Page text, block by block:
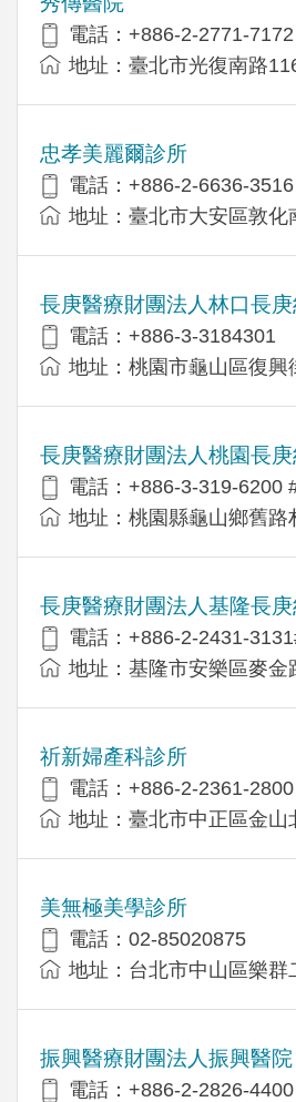
電話：+886-2-2771-7172
地址：臺北市光復南路
忠孝美麗爾診所
電話：+886-2-6636-3516
地址：臺北市大安區敦化
長庚醫療財團法人林口長
電話：+886-3-3184301
地址：桃園市龜山區復興
長庚醫療財團法人桃園長
電話：+886-3-319-6200
地址：桃園縣龜山鄉舊路
長庚醫療財團法人基隆長
電話：+886-2-2431-
地址：基隆市安樂區麥金
祈新婦產科診所
電話：+886-2-2361-2800
地址：臺北市中正區金山
美無極美學診所
電話：02-85020875
地址：台北市中山區樂群
振興醫療財團法人振興醫院
電話：+886-2-2826-4400